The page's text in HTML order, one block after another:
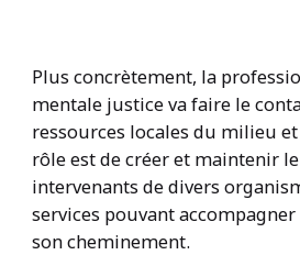
Plus concrètement, la
mentale justice va faire le
ressources locales du milieu
rôle est de créer et maintenir
intervenants de divers
services pouvant
son cheminement.